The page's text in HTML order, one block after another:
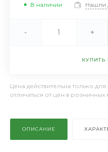
В наличии Нашли
- +
КУПИТЬ
Цена действительна только
отличаться от цен в розничных
ОПИСАНИЕ